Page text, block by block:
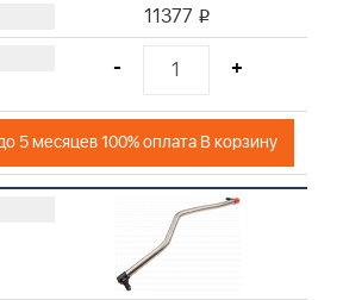
11377 i
- +
5 месяцев 100% оплата В корзину